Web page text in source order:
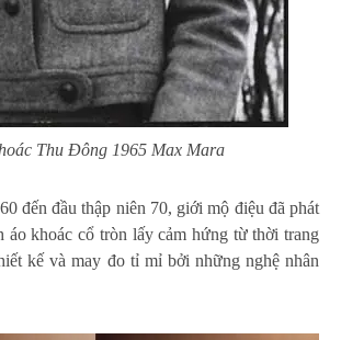
Thu Đông 1965 Max Mara
đến đầu thập niên 70, giới mộ điệu đã phát
áo khoác cổ tròn lấy cảm hứng từ thời trang
kế và may đo tỉ mỉ bởi những nghệ nhân